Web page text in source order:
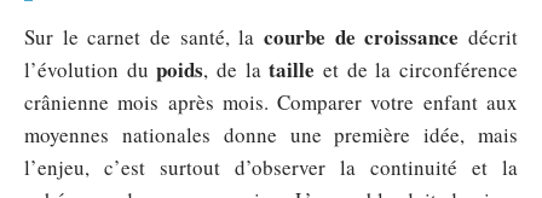
Sur le carnet de santé, la courbe de croissance décrit
l’évolution dupoids, de lataille et de la circonférence
crânienne mois après mois. Comparer votre enfant aux
moyennes nationales donne une première idée, mais
l’enjeu, c’est surtout d’observer la continuité et la